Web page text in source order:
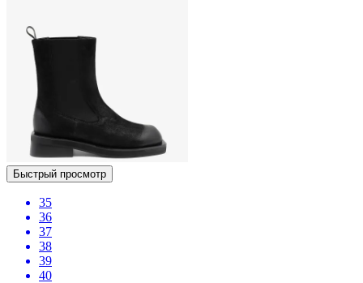
Быстрый просмотр
35
36
37
38
39
40